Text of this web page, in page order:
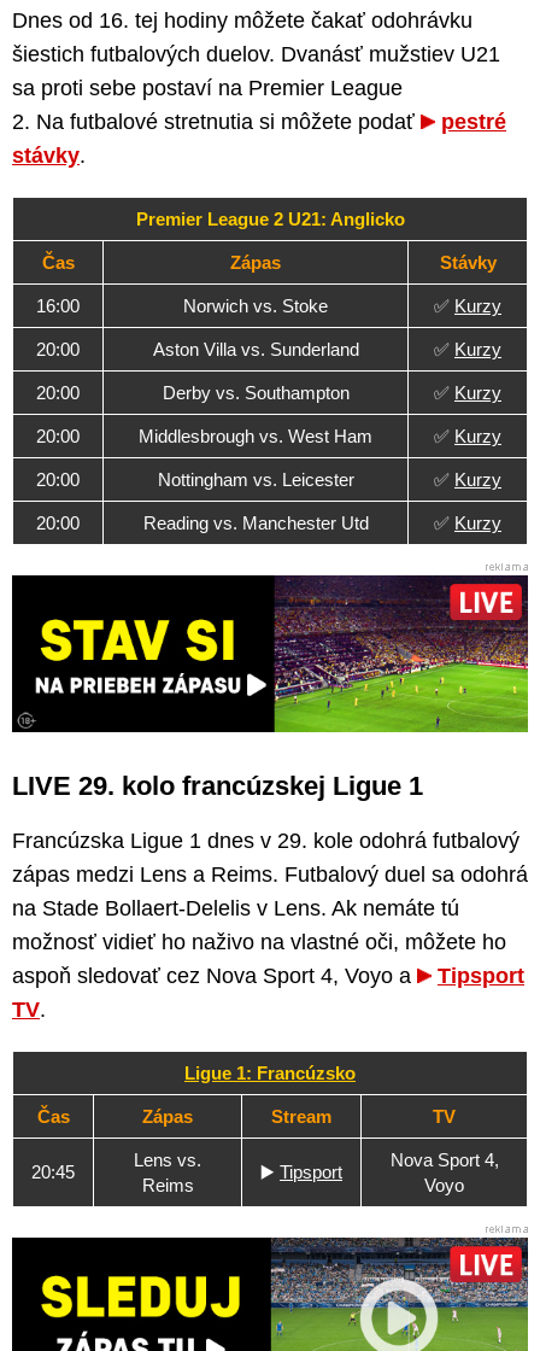
Dnes od 16. tej hodiny môžete čakať odohrávku
šiestich futbalových duelov. Dvanásť mužstiev U21
sa proti sebe postaví na Premier League
2. Na futbalové stretnutia si môžete podať
pestré
stávky.
Premier League 2 U21: Anglicko
Čas Zápas Stávky
16:00 Norwich vs. Stoke ✅ Kurzy
20:00 Aston Villa vs. Sunderland ✅ Kurzy
20:00 Derby vs. Southampton ✅ Kurzy
20:00 Middlesbrough vs. West Ham ✅ Kurzy
20:00 Nottingham vs. Leicester ✅ Kurzy
20:00 Reading vs. Manchester Utd ✅ Kurzy
LIVE 29. kolo francúzskej Ligue 1
Francúzska Ligue 1 dnes v 29. kole odohrá futbalový
zápas medzi Lens a Reims. Futbalový duel sa odohrá
na Stade Bollaert-Delelis v Lens. Ak nemáte tú
možnosť vidieť ho naživo na vlastné oči, môžete ho
aspoň sledovať cez Nova Sport 4, Voyo a
Tipsport
TV.
Ligue 1: Francúzsko
Čas Zápas Stream TV
20:45
Lens vs.
Reims
▶️ Tipsport
Nova Sport 4,
Voyo